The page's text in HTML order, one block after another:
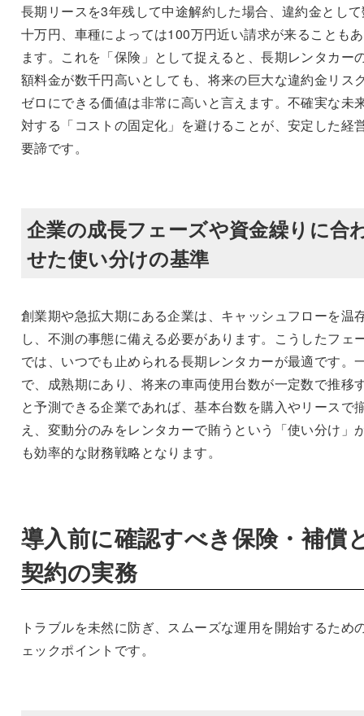
長期リースを3年残して中途解約した場合、違約金とし
十万円、車種によっては100万円近い請求が来ることも
ます。これを「保険」として捉えると、長期レンタカー
額料金が数千円高いとしても、将来の巨大な違約金リス
ゼロにできる価値は非常に高いと言えます。不確実な未
対する「コストの固定化」を避けることが、安定した経
要諦です。
企業の成長フェーズや資金繰りに合
せた使い分けの基準
創業期や急拡大期にある企業は、キャッシュフローを温
し、不測の事態に備える必要があります。こうしたフェ
では、いつでも止められる長期レンタカーが最適です。
で、成熟期にあり、将来の車両使用台数が一定数で推移
と予測できる企業であれば、基本台数を購入やリースで
え、変動分のみをレンタカーで賄うという「使い分け」
も効率的な財務戦略となります。
導入前に確認すべき保険・補償
契約の実務
トラブルを未然に防ぎ、スムーズな運用を開始するため
ェックポイントです。